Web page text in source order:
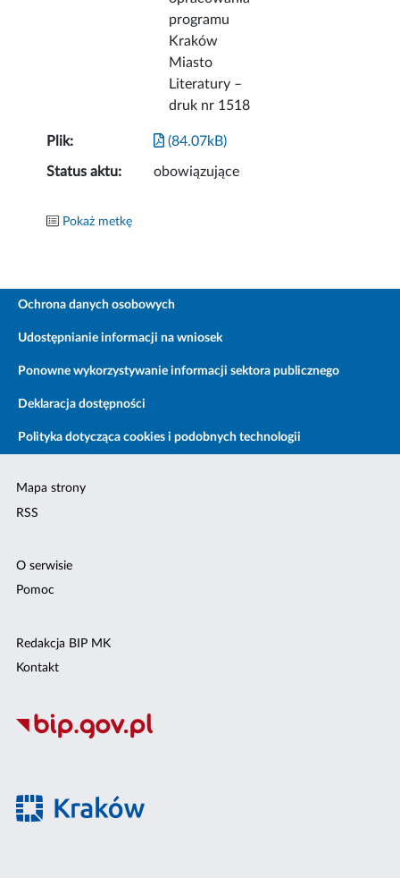
programu
Kraków
Miasto
Literatury –
druk nr 1518
Plik: (84.07kB)
Status aktu: obowiązujące
Pokaż metkę
Ochrona danych osobowych
Udostępnianie informacji na wniosek
Ponowne wykorzystywanie informacji sektora publicznego
Deklaracja dostępności
Polityka dotycząca cookies i podobnych technologii
Mapa strony
RSS
O serwisie
Pomoc
Redakcja BIP MK
Kontakt